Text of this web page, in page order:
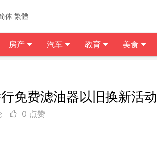
免费滤油器以旧换新活动
0 点赞
体 繁體
房产 汽车 教育 美食